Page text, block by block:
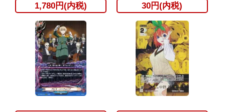
1,780円(内税) 30円(内税)